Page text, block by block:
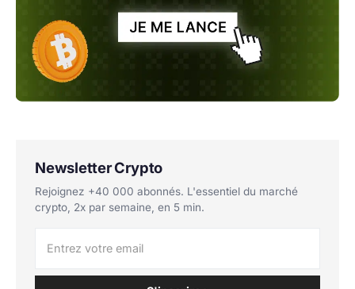
Newsletter Crypto
Rejoignez +40 000 abonnés. L'essentiel du marché
crypto, 2x par semaine, en 5 min.